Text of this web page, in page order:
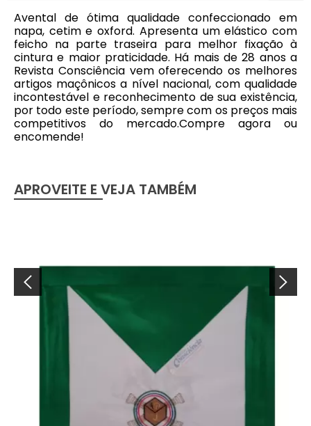
Avental de ótima qualidade confeccionado em
napa, cetim e oxford. Apresenta um elástico com
feicho na parte traseira para melhor fixação à
cintura e maior praticidade. Há mais de 28 anos a
Revista Consciência vem oferecendo os melhores
artigos maçônicos a nível nacional, com qualidade
incontestável e reconhecimento de sua existência,
por todo este período, sempre com os preços mais
competitivos do mercado.Compre agora ou
encomende!
APROVEITE E VEJA TAMBÉM